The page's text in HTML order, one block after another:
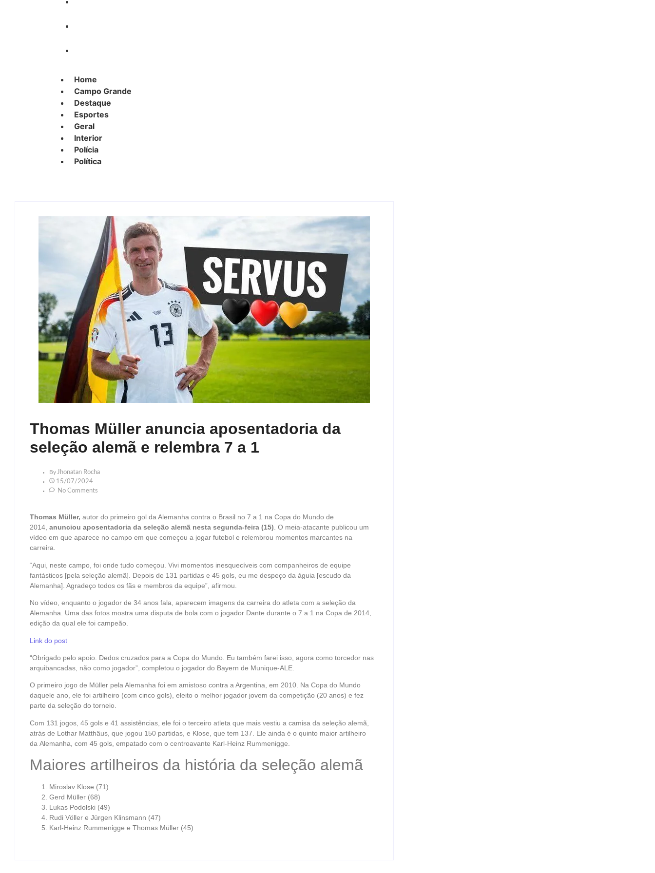
Home
Campo Grande
Destaque
Esportes
Geral
Interior
Polícia
Política
Thomas Müller anuncia aposentadoria da
seleção alemã e relembra 7 a 1
ByJhonatan Rocha
15/07/2024
No Comments
Thomas Müller, autor do primeiro gol da Alemanha contra o Brasil no 7 a 1 na Copa do Mundo de
2014, anunciou aposentadoria da seleção alemã nesta segunda-feira (15). O meia-atacante publicou um
vídeo em que aparece no campo em que começou a jogar futebol e relembrou momentos marcantes na
carreira.
“Aqui, neste campo, foi onde tudo começou. Vivi momentos inesquecíveis com companheiros de equipe
fantásticos [pela seleção alemã]. Depois de 131 partidas e 45 gols, eu me despeço da águia [escudo da
Alemanha]. Agradeço todos os fãs e membros da equipe”, afirmou.
No vídeo, enquanto o jogador de 34 anos fala, aparecem imagens da carreira do atleta com a seleção da
Alemanha. Uma das fotos mostra uma disputa de bola com o jogador Dante durante o 7 a 1 na Copa de 2014,
edição da qual ele foi campeão.
Link do post
“Obrigado pelo apoio. Dedos cruzados para a Copa do Mundo. Eu também farei isso, agora como torcedor nas
arquibancadas, não como jogador”, completou o jogador do Bayern de Munique-ALE.
O primeiro jogo de Müller pela Alemanha foi em amistoso contra a Argentina, em 2010. Na Copa do Mundo
daquele ano, ele foi artilheiro (com cinco gols), eleito o melhor jogador jovem da competição (20 anos) e fez
parte da seleção do torneio.
Com 131 jogos, 45 gols e 41 assistências, ele foi o terceiro atleta que mais vestiu a camisa da seleção alemã,
atrás de Lothar Matthäus, que jogou 150 partidas, e Klose, que tem 137. Ele ainda é o quinto maior artilheiro
da Alemanha, com 45 gols, empatado com o centroavante Karl-Heinz Rummenigge.
Maiores artilheiros da história da seleção alemã
Miroslav Klose (71)
Gerd Müller (68)
Lukas Podolski (49)
Rudi Völler e Jürgen Klinsmann (47)
Karl-Heinz Rummenigge e Thomas Müller (45)